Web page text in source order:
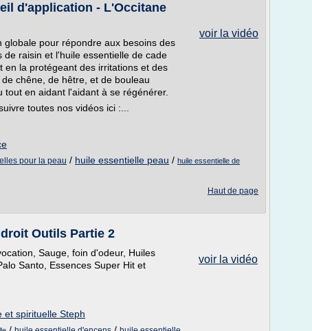
d'application - L'Occitane
voir la vidéo
globale pour répondre aux besoins des
raisin et l'huile essentielle de cade
en la protégeant des irritations et des
chêne, de hêtre, et de bouleau
en aidant l'aidant à se régénérer.
toutes nos vidéos ici :...
pour la peau / huile essentielle peau / huile essentielle de
Haut de page
Outils Partie 2
voir la vidéo
Sauge, foin d'odeur, Huiles
Santo, Essences Super Hit et
et spirituelle Steph